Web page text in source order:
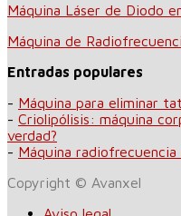
Máquina Láser de Diodo
Máquina de
Entradas populares
- Máquina para eliminar
- Criolipólisis: máquina
verdad?
- Máquina
Copyright © Avanxel